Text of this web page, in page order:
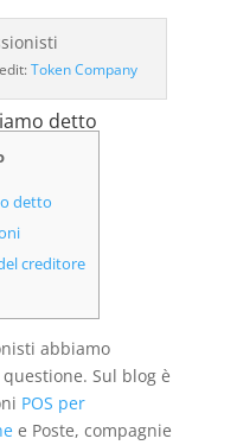
Token Company
detto
detto
creditore
abbiamo
Sul blog è
POS per
e Poste, compagnie